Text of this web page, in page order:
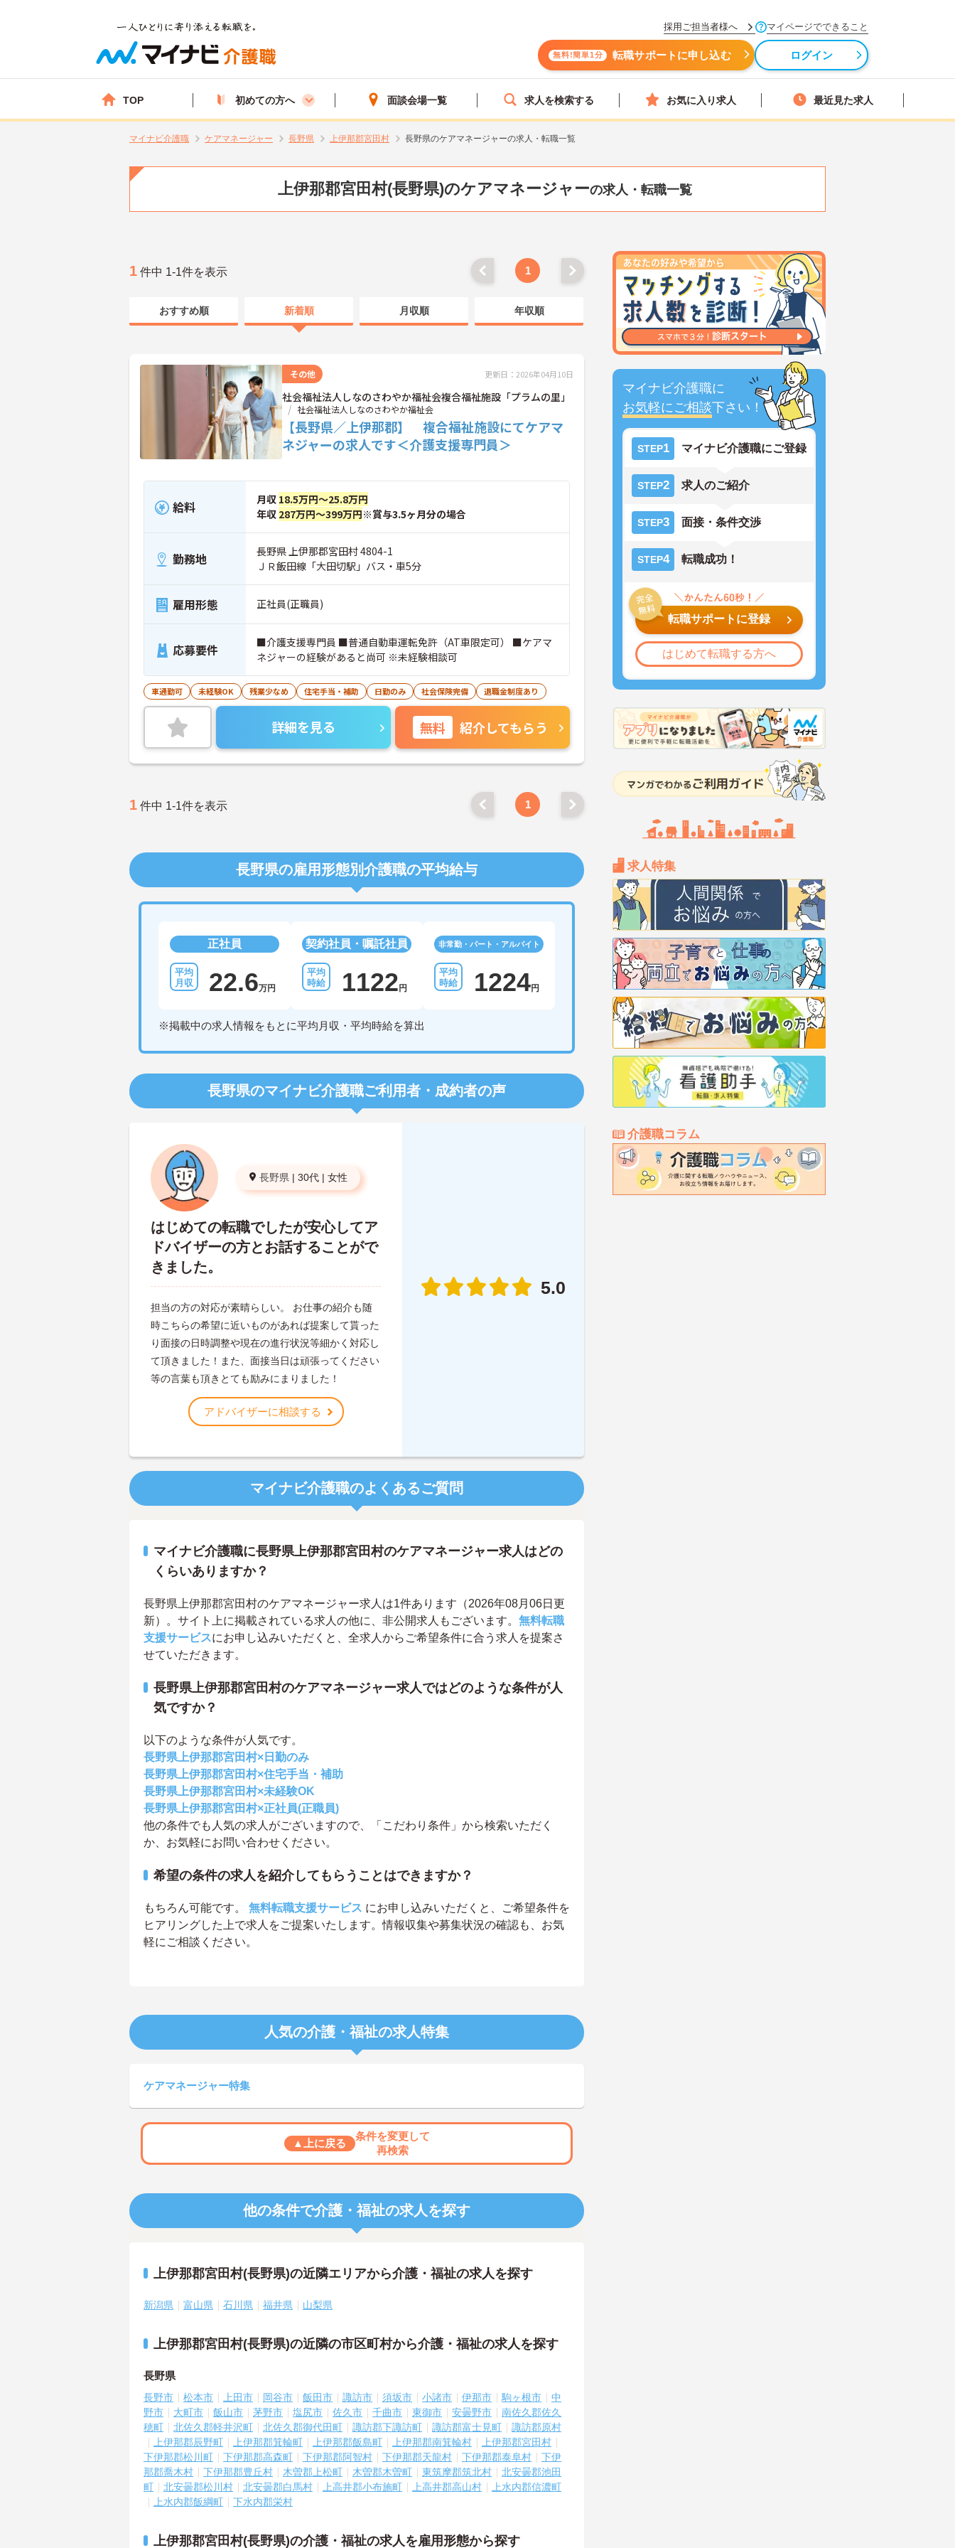
採用ご担当者様へ マイページでできること
無料!簡単1分 転職サポートに申し込む ログイン
TOP 初めての方へ 面談会場一覧 求人を検索する お気に入り求人 最近見た求人
マイナビ介護職 ケアマネージャー 長野県 上伊那郡宮田村 長野県のケアマネージャーの求人・転職一覧
上伊那郡宮田村(長野県)のケアマネージャーの求人・転職一覧
マイナビ介護職に
お気軽にご相談下さい！
STEP1 マイナビ介護職にご登録
STEP2 求人のご紹介
STEP3 面接・条件交渉
STEP4 転職成功！
転職サポートに登録
はじめて転職する方へ
求人特集
介護職コラム
1 件中 1-1件を表示 1
おすすめ順 新着順 月収順 年収順
その他 更新日：2026年04月10日
社会福祉法人しなのさわやか福祉会複合福祉施設「プラムの里」
社会福祉法人しなのさわやか福祉会
【長野県／上伊那郡】 複合福祉施設にてケアマ
ネジャーの求人です＜介護支援専門員＞
給料 月収 18.5万円～25.8万円
年収 287万円～399万円※賞与3.5ヶ月分の場合
勤務地
長野県 上伊那郡宮田村 4804-1
ＪＲ飯田線「大田切駅」バス・車5分
雇用形態 正社員(正職員)
応募要件
■介護支援専門員 ■普通自動車運転免許（AT車限定可） ■ケアマ
ネジャーの経験があると尚可 ※未経験相談可
車通勤可 未経験OK 残業少なめ 住宅手当・補助 日勤のみ 社会保険完備 退職金制度あり
詳細を見る 無料 紹介してもらう
1 件中 1-1件を表示 1
長野県の雇用形態別介護職の平均給与
正社員
22.6万円
契約社員・嘱託社員
1122 円
非常勤・パート・アルバイト
1224円
※掲載中の求人情報をもとに平均月収・平均時給を算出
長野県のマイナビ介護職ご利用者・成約者の声
長野県 | 30代 | 女性
はじめての転職でしたが安心してア
ドバイザーの方とお話することがで
きました。
担当の方の対応が素晴らしい。 お仕事の紹介も随
時こちらの希望に近いものがあれば提案して貰った
り面接の日時調整や現在の進行状況等細かく対応し
て頂きました！また、面接当日は頑張ってください
等の言葉も頂きとても励みにまりました！
アドバイザーに相談する
5.0
マイナビ介護職のよくあるご質問
マイナビ介護職に長野県上伊那郡宮田村のケアマネージャー求人はどの
くらいありますか？
長野県上伊那郡宮田村のケアマネージャー求人は1件あります（2026年08月06日更
新）。サイト上に掲載されている求人の他に、非公開求人もございます。 無料転職
支援サービスにお申し込みいただくと、全求人からご希望条件に合う求人を提案さ
せていただきます。
長野県上伊那郡宮田村のケアマネージャー求人ではどのような条件が人
気ですか？
以下のような条件が人気です。
長野県上伊那郡宮田村×日勤のみ
長野県上伊那郡宮田村×住宅手当・補助
長野県上伊那郡宮田村×未経験OK
長野県上伊那郡宮田村×正社員(正職員)
他の条件でも人気の求人がございますので、「こだわり条件」から検索いただく
か、お気軽にお問い合わせください。
希望の条件の求人を紹介してもらうことはできますか？
もちろん可能です。 無料転職支援サービス にお申し込みいただくと、ご希望条件を
ヒアリングした上で求人をご提案いたします。情報収集や募集状況の確認も、お気
軽にご相談ください。
人気の介護・福祉の求人特集
ケアマネージャー特集
▲上に戻る
条件を変更して
再検索
他の条件で介護・福祉の求人を探す
上伊那郡宮田村(長野県)の近隣エリアから介護・福祉の求人を探す
新潟県 富山県 石川県 福井県 山梨県
上伊那郡宮田村(長野県)の近隣の市区町村から介護・福祉の求人を探す
長野県
長野市 松本市 上田市 岡谷市 飯田市 諏訪市 須坂市 小諸市 伊那市 駒ヶ根市
中
野市
大町市 飯山市 茅野市 塩尻市 佐久市 千曲市 東御市 安曇野市
南佐久郡佐久
穂町
北佐久郡軽井沢町 北佐久郡御代田町 諏訪郡下諏訪町 諏訪郡富士見町
諏訪郡原村
上伊那郡辰野町
上伊那郡箕輪町 上伊那郡飯島町 上伊那郡南箕輪村
上伊那郡宮田村
下伊那郡松川町
下伊那郡高森町 下伊那郡阿智村 下伊那郡天龍村 下伊那郡泰阜村
下伊
那郡喬木村
下伊那郡豊丘村 木曽郡上松町 木曽郡木曽町 東筑摩郡筑北村
北安曇郡池田
町
北安曇郡松川村 北安曇郡白馬村 上高井郡小布施町 上高井郡高山村
上水内郡信濃町
上水内郡飯綱町
下水内郡栄村
上伊那郡宮田村(長野県)の介護・福祉の求人を雇用形態から探す